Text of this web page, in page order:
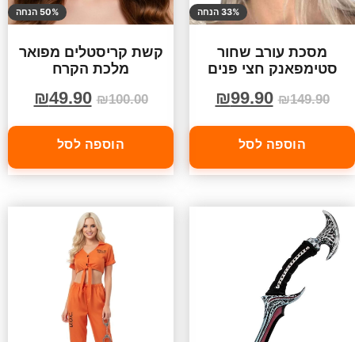
33% הנחה
מסכת עורב שחור
סטימפאנק חצי פנים
₪149.90
₪99.90
הוספה לסל
50% הנחה
קשת קריסטלים מפואר
מלכת הקרח
₪100.00
₪49.90
הוספה לסל